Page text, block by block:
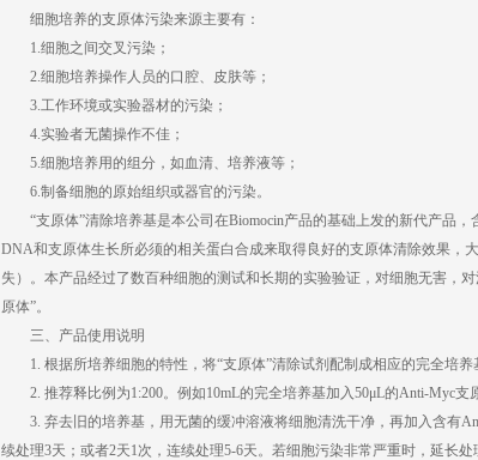
细胞培养的支原体污染来源主要有：
1.细胞之间交叉污染；
2.细胞培养操作人员的口腔、皮肤等；
3.工作环境或实验器材的污染；
4.实验者无菌操作不佳；
5.细胞培养用的组分，如血清、培养液等；
6.制备细胞的原始组织或器官的污染。
“支原体”清除培养基是本公司在Biomocin产品的基础上发的新代产品
DNA和支原体生长所必须的相关蛋白合成来取得良好的支原体清除效果，
失）。本产品经过了数百种细胞的测试和长期的实验验证，对细胞无害，
原体”。
三、产品使用说明
1. 根据所培养细胞的特性，将“支原体”清除试剂配制成相应的完全培养
2. 推荐释比例为1:200。例如10mL的完全培养基加入50μL的Anti-Myc支
3. 弃去旧的培养基，用无菌的缓冲溶液将细胞清洗干净，再加入含有
续处理3天；或者2天1次，连续处理5-6天。若细胞污染非常严重时，延长处